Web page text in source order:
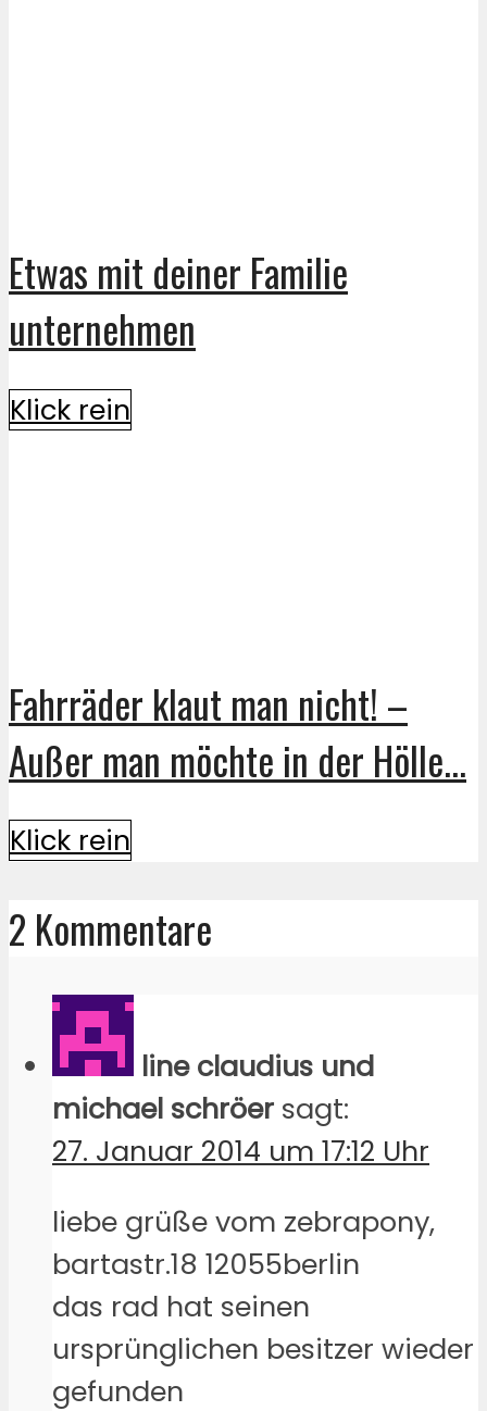
Etwas mit deiner Familie
unternehmen
Klick rein
Fahrräder klaut man nicht! –
Außer man möchte in der Hölle...
Klick rein
2 Kommentare
line claudius und
michael schröer sagt:
27. Januar 2014 um 17:12 Uhr
liebe grüße vom zebrapony,
bartastr.18 12055berlin
das rad hat seinen
ursprünglichen besitzer wieder
gefunden